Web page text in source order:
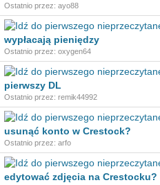
Ostatnio przez: ayo88
wypłacają pieniędzy
Ostatnio przez: oxygen64
pierwszy DL
Ostatnio przez: remik44992
usunąć konto w Crestock?
Ostatnio przez: arfo
edytować zdjęcia na Crestocku?